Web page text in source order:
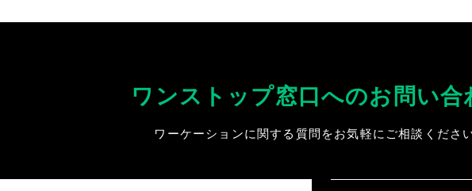
ワンストップ窓口へのお問い合
ワーケーションに関する質問をお気軽にご相談ください